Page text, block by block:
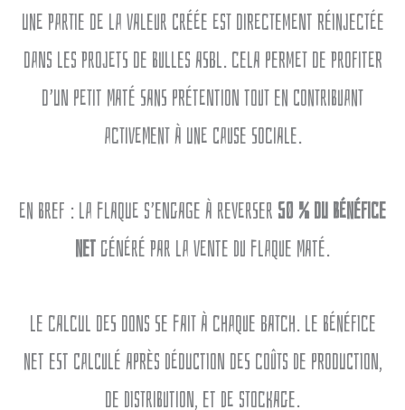
une partie de la valeur créée est directement réinjectée
dans les projets de Bulles ASBL. Cela permet de profiter
d’un petit maté sans prétention tout en contribuant
activement à une cause sociale.
En bref : La Flaque s’engage à reverser 50 % du bénéfice
net généré par la vente du Flaque Maté.
Le calcul des dons se fait à chaque batch. Le bénéfice
net est calculé après déduction des coûts de production,
de distribution, et de stockage.